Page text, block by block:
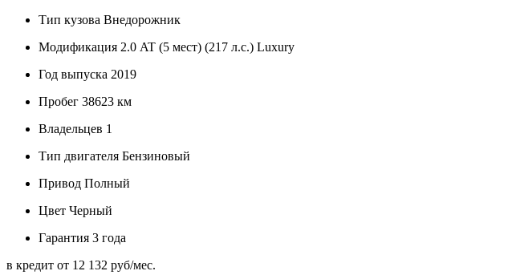
Тип кузова Внедорожник
Модификация 2.0 AT (5 мест) (217 л.с.) Luxury
Год выпуска 2019
Пробег 38623 км
Владельцев 1
Тип двигателя Бензиновый
Привод Полный
Цвет Черный
Гарантия 3 года
в кредит от 12 132 руб/мес.